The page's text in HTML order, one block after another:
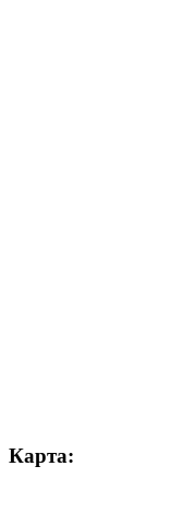
Карта: